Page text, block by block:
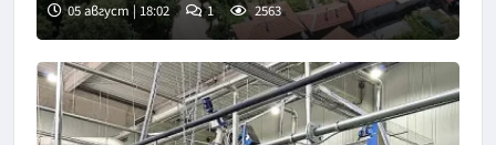
05 август | 18:02 1 2563